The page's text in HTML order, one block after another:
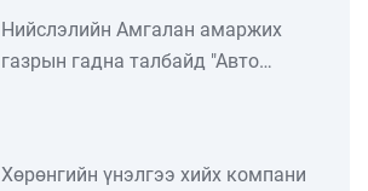
Нийслэлийн Амгалан амаржих
газрын гадна талбайд "Авто
Хөрөнгийн үнэлгээ хийх компани